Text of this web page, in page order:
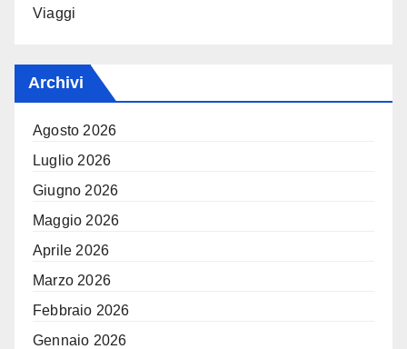
Viaggi
Archivi
Agosto 2026
Luglio 2026
Giugno 2026
Maggio 2026
Aprile 2026
Marzo 2026
Febbraio 2026
Gennaio 2026